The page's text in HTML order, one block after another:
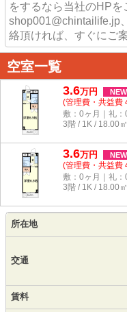
をするなら当社のHPを
shop001@chintailife.jp
絡頂ければ、すぐにご
空室一覧
3.6万円 NEW
(管理費・共益費
敷：0ヶ月｜礼：
3階 / 1K / 18.00㎡
3.6万円 NEW
(管理費・共益費
敷：0ヶ月｜礼：
3階 / 1K / 18.00㎡
所在地
交通
賃料